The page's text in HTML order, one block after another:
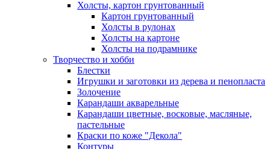
Холсты, картон грунтованный
Картон грунтованный
Холсты в рулонах
Холсты на картоне
Холсты на подрамнике
Творчество и хобби
Блестки
Игрушки и заготовки из дерева и пенопласта
Золочение
Карандаши акварельные
Карандаши цветные, восковые, масляные,
пастельные
Краски по коже "Декола"
Контуры